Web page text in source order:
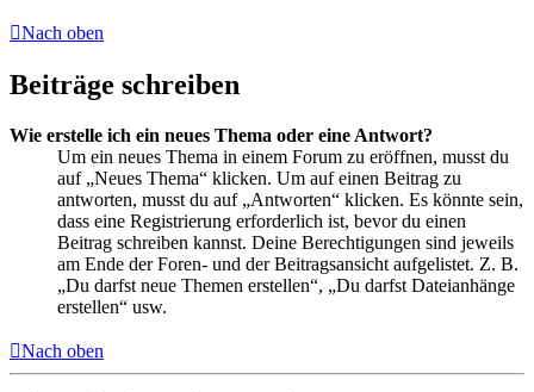
Nach oben
Beiträge schreiben
Wie erstelle ich ein neues Thema oder eine Antwort?
Um ein neues Thema in einem Forum zu eröffnen, musst du
auf „Neues Thema“ klicken. Um auf einen Beitrag zu
antworten, musst du auf „Antworten“ klicken. Es könnte sein,
dass eine Registrierung erforderlich ist, bevor du einen
Beitrag schreiben kannst. Deine Berechtigungen sind jeweils
am Ende der Foren- und der Beitragsansicht aufgelistet. Z. B.
„Du darfst neue Themen erstellen“, „Du darfst Dateianhänge
erstellen“ usw.
Nach oben